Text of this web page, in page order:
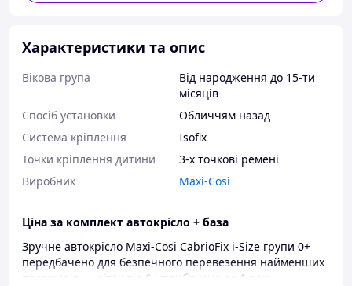
Характеристики та опис
Вікова група
Від народження до 15-ти
місяців
Спосіб установки
Обличчям назад
Система кріплення
Isofix
Точки кріплення дитини
3-х точкові ремені
Виробник
Maxi-Cosi
Ціна за комплект автокрісло + база
Зручне автокрісло Maxi-Cosi CabrioFix i-Size групи 0+
передбачено для безпечного перевезення найменших
пасажирів — діток від 0 і приблизно до 1 року